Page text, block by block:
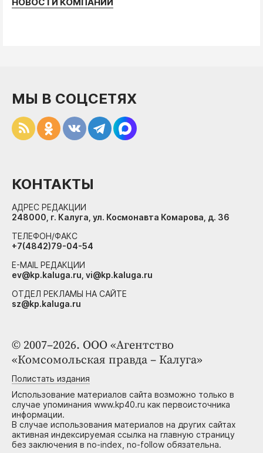
© 2007–2026. ООО «Агентство
«Комсомольская правда – Калуга»
Полистать издания
Использование материалов сайта возможно только в
случае упоминания www.kp40.ru как первоисточника
информации.
В случае использования материалов на других сайтах
активная индексируемая ссылка на главную страницу
без заключения в no-index, no-follow обязательна.
МЫ В СОЦСЕТЯХ
КОНТАКТЫ
АДРЕС РЕДАКЦИИ
248000, г. Калуга, ул. Космонавта Комарова, д. 36
ТЕЛЕФОН/ФАКС
+7(4842)79-04-54
E-MAIL РЕДАКЦИИ
ev@kp.kaluga.ru, vi@kp.kaluga.ru
ОТДЕЛ РЕКЛАМЫ НА САЙТЕ
sz@kp.kaluga.ru